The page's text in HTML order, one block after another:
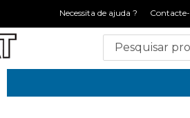
Necessita de ajuda ?